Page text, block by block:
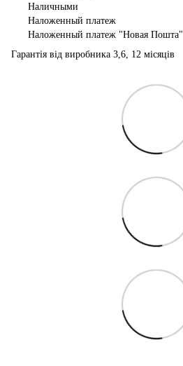
Наличными
Наложенный платеж
Наложенный платеж "Новая Пошта"
Гарантія від виробника 3,6, 12 місяців